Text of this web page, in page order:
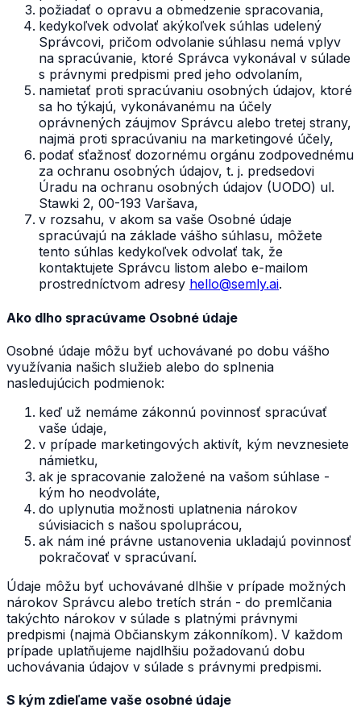
požiadať o opravu a obmedzenie spracovania,
kedykoľvek odvolať akýkoľvek súhlas udelený
Správcovi, pričom odvolanie súhlasu nemá vplyv
na spracúvanie, ktoré Správca vykonával v súlade
s právnymi predpismi pred jeho odvolaním,
namietať proti spracúvaniu osobných údajov, ktoré
sa ho týkajú, vykonávanému na účely
oprávnených záujmov Správcu alebo tretej strany,
najmä proti spracúvaniu na marketingové účely,
podať sťažnosť dozornému orgánu zodpovednému
za ochranu osobných údajov, t. j. predsedovi
Úradu na ochranu osobných údajov (UODO) ul.
Stawki 2, 00-193 Varšava,
v rozsahu, v akom sa vaše Osobné údaje
spracúvajú na základe vášho súhlasu, môžete
tento súhlas kedykoľvek odvolať tak, že
kontaktujete Správcu listom alebo e-mailom
prostredníctvom adresy hello@semly.ai.
Ako dlho spracúvame Osobné údaje
Osobné údaje môžu byť uchovávané po dobu vášho
využívania našich služieb alebo do splnenia
nasledujúcich podmienok:
keď už nemáme zákonnú povinnosť spracúvať
vaše údaje,
v prípade marketingových aktivít, kým nevznesiete
námietku,
ak je spracovanie založené na vašom súhlase -
kým ho neodvoláte,
do uplynutia možnosti uplatnenia nárokov
súvisiacich s našou spoluprácou,
ak nám iné právne ustanovenia ukladajú povinnosť
pokračovať v spracúvaní.
Údaje môžu byť uchovávané dlhšie v prípade možných
nárokov Správcu alebo tretích strán - do premlčania
takýchto nárokov v súlade s platnými právnymi
predpismi (najmä Občianskym zákonníkom). V každom
prípade uplatňujeme najdlhšiu požadovanú dobu
uchovávania údajov v súlade s právnymi predpismi.
S kým zdieľame vaše osobné údaje